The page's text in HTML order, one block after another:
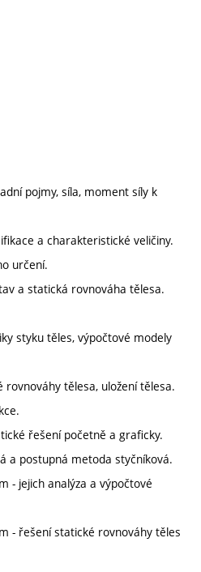
pojmy, síla, moment síly k
a charakteristické veličiny.
určení.
a statická rovnováha tělesa.
styku těles, výpočtové modely
tělesa, uložení tělesa.
řešení početně a graficky.
a postupná metoda styčníková.
- jejich analýza a výpočtové
- řešení statické rovnováhy těles